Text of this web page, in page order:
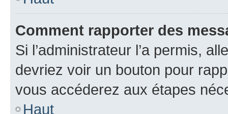
Comment rapporter des
Si l’administrateur l’a permis,
devriez voir un bouton pour
vous accéderez aux étapes
Haut